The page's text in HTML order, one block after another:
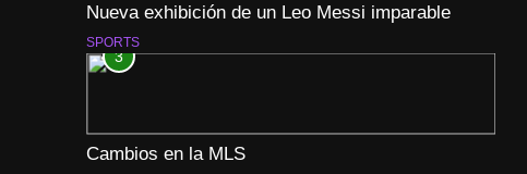
Nueva exhibición de un Leo Messi imparable
SPORTS
3
Cambios en la MLS